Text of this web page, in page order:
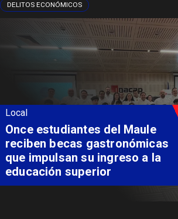
DELITOS ECONÓMICOS
Local
Álvarez-Salamanca lidera la
apuesta regional para
consolidar el Paso Pehuenche
como alternativa a Los
Libertadores